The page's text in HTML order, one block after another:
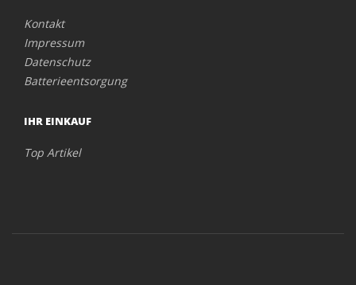
Kontakt
Impressum
Datenschutz
Batterieentsorgung
IHR EINKAUF
Top Artikel